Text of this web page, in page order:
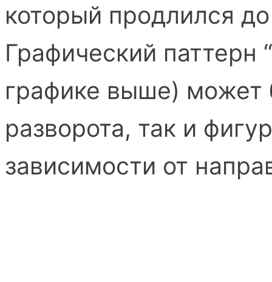
который продлился
Графический
графике выше) может
разворота, так и
зависимости от